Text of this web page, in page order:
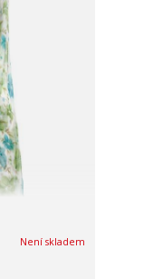
Není skladem